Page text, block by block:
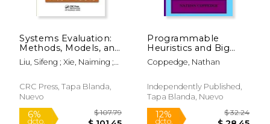
Systems Evaluation:
Methods, Models, and
Applications (en
Inglés)
Liu, Sifeng ; Xie, Naiming ;
CRC Press, Tapa Blanda,
Nuevo
Programmable
Heuristics and Big
Ideas Updated Edition
(en Inglés)
Coppedge, Nathan
Independently Published,
Tapa Blanda, Nuevo